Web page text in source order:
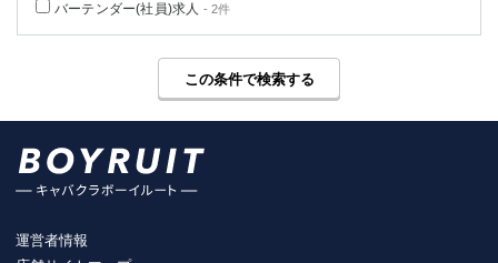
バーテンダー(社員)求人 - 2件
この条件で検索する
運営者情報